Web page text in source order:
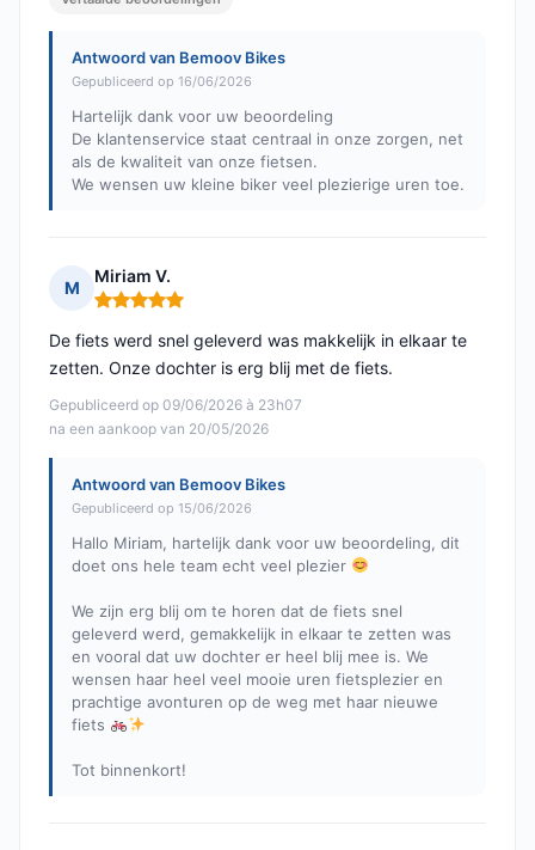
Antwoord van Bemoov Bikes
Gepubliceerd op 16/06/2026
Hartelijk dank voor uw beoordeling
De klantenservice staat centraal in onze zorgen, net
als de kwaliteit van onze fietsen.
We wensen uw kleine biker veel plezierige uren toe.
M
Miriam V.
Opmerking: 5 van 5
Gepubliceerd op 09/06/2026 à 23h07
na een aankoop van 20/05/2026
De fiets werd snel geleverd was makkelijk in elkaar te
zetten. Onze dochter is erg blij met de fiets.
Antwoord van Bemoov Bikes
Gepubliceerd op 15/06/2026
Hallo Miriam, hartelijk dank voor uw beoordeling, dit
doet ons hele team echt veel plezier
We zijn erg blij om te horen dat de fiets snel
geleverd werd, gemakkelijk in elkaar te zetten was
en vooral dat uw dochter er heel blij mee is. We
wensen haar heel veel mooie uren fietsplezier en
prachtige avonturen op de weg met haar nieuwe
fiets
Tot binnenkort!